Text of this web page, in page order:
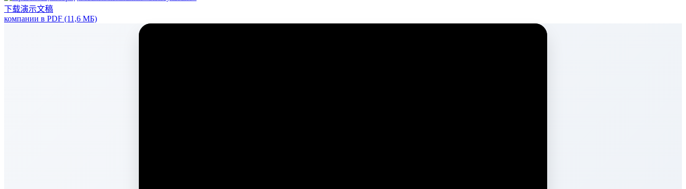
下载演示文稿
компании в PDF (11,6 МБ)